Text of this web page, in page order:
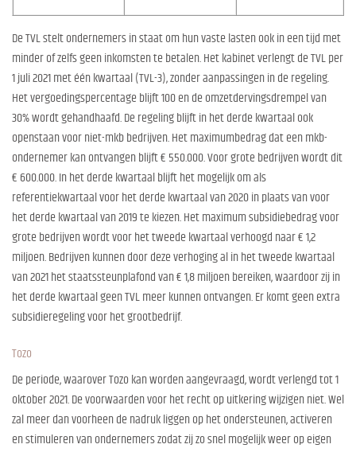
De TVL stelt ondernemers in staat om hun vaste lasten ook in een tijd met
minder of zelfs geen inkomsten te betalen. Het kabinet verlengt de TVL per
1 juli 2021 met één kwartaal (TVL-3), zonder aanpassingen in de regeling.
Het vergoedingspercentage blijft 100 en de omzetdervingsdrempel van
30% wordt gehandhaafd. De regeling blijft in het derde kwartaal ook
openstaan voor niet-mkb bedrijven. Het maximumbedrag dat een mkb-
ondernemer kan ontvangen blijft € 550.000. Voor grote bedrijven wordt dit
€ 600.000. In het derde kwartaal blijft het mogelijk om als
referentiekwartaal voor het derde kwartaal van 2020 in plaats van voor
het derde kwartaal van 2019 te kiezen. Het maximum subsidiebedrag voor
grote bedrijven wordt voor het tweede kwartaal verhoogd naar € 1,2
miljoen. Bedrijven kunnen door deze verhoging al in het tweede kwartaal
van 2021 het staatssteunplafond van € 1,8 miljoen bereiken, waardoor zij in
het derde kwartaal geen TVL meer kunnen ontvangen. Er komt geen extra
subsidieregeling voor het grootbedrijf.
Tozo
De periode, waarover Tozo kan worden aangevraagd, wordt verlengd tot 1
oktober 2021. De voorwaarden voor het recht op uitkering wijzigen niet. Wel
zal meer dan voorheen de nadruk liggen op het ondersteunen, activeren
en stimuleren van ondernemers zodat zij zo snel mogelijk weer op eigen